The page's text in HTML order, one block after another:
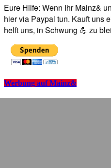
Eure Hilfe: Wenn Ihr Mainz&
hier via Paypal tun. Kauft uns
helft uns, in Schwung 💪 zu
Werbung auf Mainz&